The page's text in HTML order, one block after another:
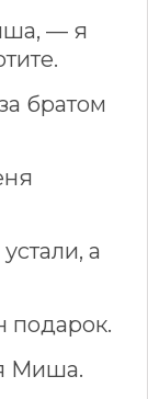
— я
братом
а
подарок.
Миша.